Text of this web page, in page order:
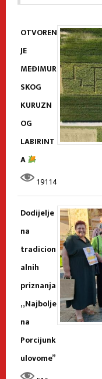
OTVOREN
JE
MEĐIMUR
SKOG
KURUZN
OG
LABIRINT
A
19114
Dodijelje
na
tradicion
alnih
priznanja
„Najbolje
na
Porcijunk
ulovome”